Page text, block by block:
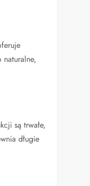
są trwałe,
długie